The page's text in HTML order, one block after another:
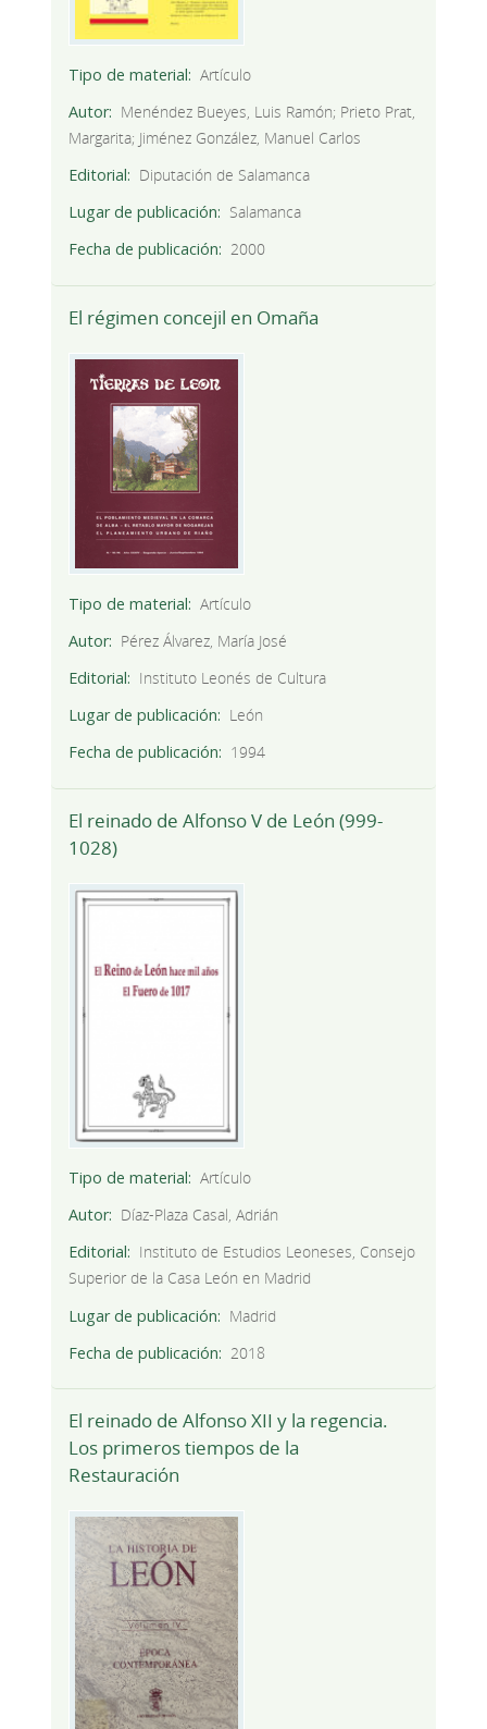
Tipo de material
Artículo
Autor
Menéndez Bueyes, Luis Ramón; Prieto Prat,
Margarita; Jiménez González, Manuel Carlos
Editorial
Diputación de Salamanca
Lugar de publicación
Salamanca
Fecha de publicación
2000
El régimen concejil en Omaña
Tipo de material
Artículo
Autor
Pérez Álvarez, María José
Editorial
Instituto Leonés de Cultura
Lugar de publicación
León
Fecha de publicación
1994
El reinado de Alfonso V de León (999-
1028)
Tipo de material
Artículo
Autor
Díaz-Plaza Casal, Adrián
Editorial
Instituto de Estudios Leoneses, Consejo
Superior de la Casa León en Madrid
Lugar de publicación
Madrid
Fecha de publicación
2018
El reinado de Alfonso XII y la regencia.
Los primeros tiempos de la
Restauración